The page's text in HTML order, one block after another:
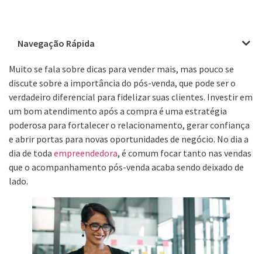
Navegação Rápida
Muito se fala sobre dicas para vender mais, mas pouco se
discute sobre a importância do pós-venda, que pode ser o
verdadeiro diferencial para fidelizar suas clientes. Investir em
um bom atendimento após a compra é uma estratégia
poderosa para fortalecer o relacionamento, gerar confiança
e abrir portas para novas oportunidades de negócio. No dia a
dia de toda empreendedora, é comum focar tanto nas vendas
que o acompanhamento pós-venda acaba sendo deixado de
lado.